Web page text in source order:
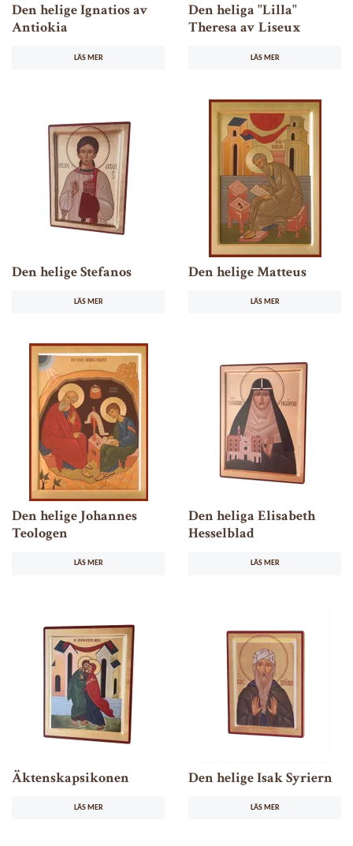
Den helige Ignatios av
Antiokia
LÄS MER
Den heliga "Lilla"
Theresa av Liseux
LÄS MER
Den helige Stefanos
LÄS MER
Den helige Matteus
LÄS MER
Den helige Johannes
Teologen
LÄS MER
Den heliga Elisabeth
Hesselblad
LÄS MER
Äktenskapsikonen
LÄS MER
Den helige Isak Syriern
LÄS MER